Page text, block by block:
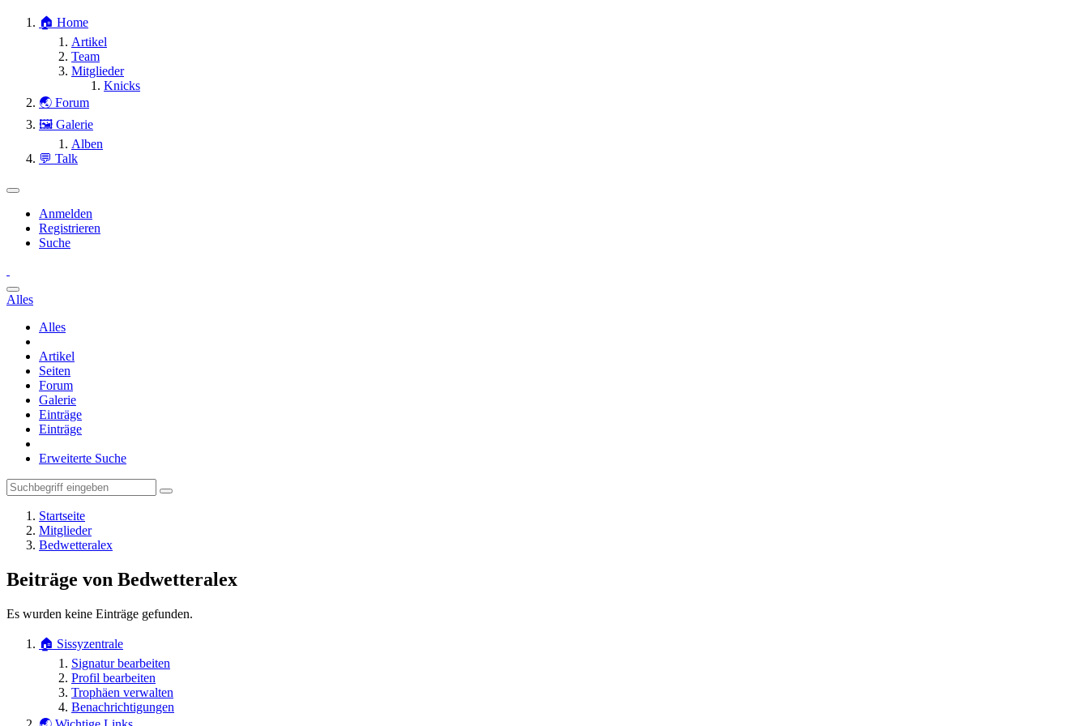
🏠 Home
Artikel
Team
Mitglieder
Knicks
🌏 Forum
🖼 Galerie
Alben
💬 Talk
Anmelden
Registrieren
Suche
Alles
Alles
Artikel
Seiten
Forum
Galerie
Einträge
Einträge
Erweiterte Suche
Startseite
Mitglieder
Bedwetteralex
Beiträge von Bedwetteralex
Es wurden keine Einträge gefunden.
🏠 Sissyzentrale
Signatur bearbeiten
Profil bearbeiten
Trophäen verwalten
Benachrichtigungen